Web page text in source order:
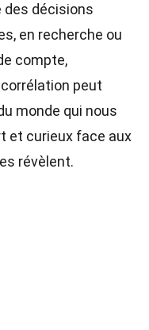
des décisions
en recherche ou
compte,
peut
monde qui nous
et curieux face aux
révèlent.